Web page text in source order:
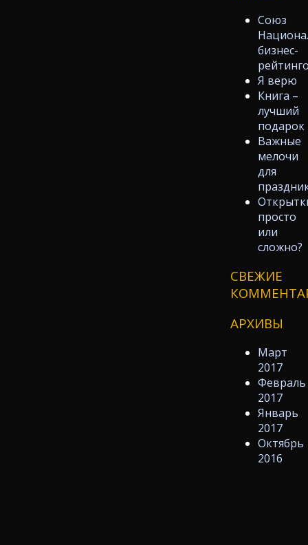
Союз
бизнес-
Я верю
Книга –
лучший
подарок
Важные
мелочи
для
просто
или
сложно?
СВЕЖИЕ
АРХИВЫ
Март
2017
Февраль
2017
Январь
2017
Октябрь
2016